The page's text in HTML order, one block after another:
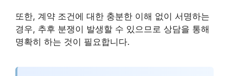
또한, 계약 조건에 대한 충분한 이해 없이 서명하는
경우, 추후 분쟁이 발생할 수 있으므로 상담을 통해
명확히 하는 것이 필요합니다.